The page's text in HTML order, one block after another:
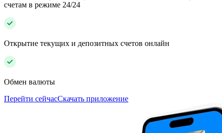
счетам в режиме 24/24
Открытие текущих и депозитных счетов онлайн
Обмен валюты
Перейти сейчасСкачать приложение